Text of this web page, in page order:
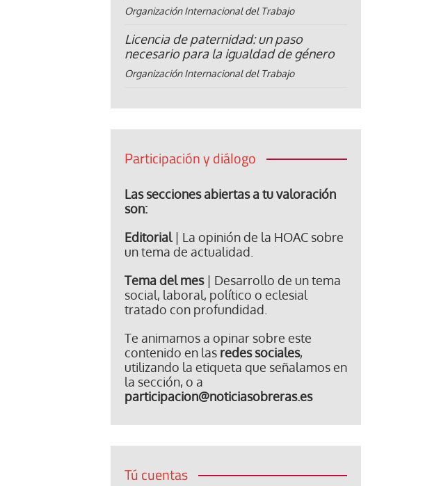
Organización Internacional del Trabajo
Licencia de paternidad: un paso
necesario para la igualdad de género
Organización Internacional del Trabajo
Participación y diálogo
Las secciones abiertas a tu valoración
son:
Editorial| La opinión de la HOAC sobre
un tema de actualidad.
Tema del mes| Desarrollo de un tema
social, laboral, político o eclesial
tratado con profundidad.
Te animamos a opinar sobre este
contenido en las redes sociales,
utilizando la etiqueta que señalamos en
la sección, o a
participacion@noticiasobreras.es
Tú cuentas